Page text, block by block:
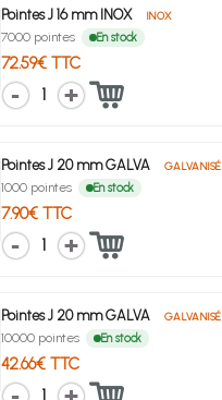
Pointes J 16 mm INOX INOX
7000 pointes En stock
72.59€ TTC
1
Pointes J 20 mm GALVA GALVANISÉ
1000 pointes En stock
7.90€ TTC
1
Pointes J 20 mm GALVA GALVANISÉ
10000 pointes En stock
42.66€ TTC
1